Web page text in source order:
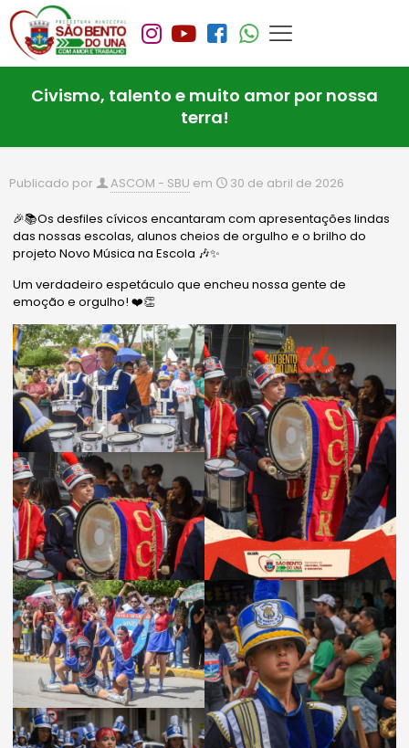
Civismo, talento e muito amor por nossa
terra!
Publicado por ASCOM - SBU em 30 de abril de 2026
🎉📚Os desfiles cívicos encantaram com apresentações lindas
das nossas escolas, alunos cheios de orgulho e o brilho do
projeto Novo Música na Escola 🎶✨
Um verdadeiro espetáculo que encheu nossa gente de
emoção e orgulho! ❤️👏